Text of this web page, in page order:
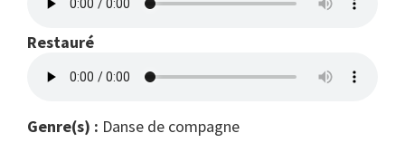
Restauré
Genre(s) : Danse de compagne